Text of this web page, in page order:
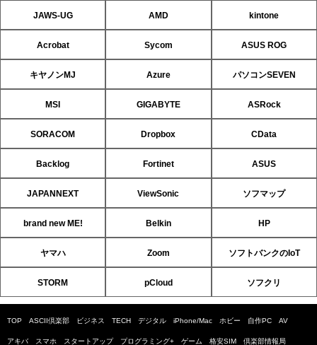
JAWS-UG AMD kintone
Acrobat Sycom ASUS ROG
キヤノンMJ Azure パソコンSEVEN
MSI GIGABYTE ASRock
SORACOM Dropbox CData
Backlog Fortinet ASUS
JAPANNEXT ViewSonic ソフマップ
brand new ME! Belkin HP
ヤマハ Zoom ソフトバンクのIoT
STORM pCloud ソフクリ
TOP ASCII倶楽部 ビジネス TECH デジタル iPhone/Mac ホビー 自作PC AV
アキバ スマホ スタートアップ プログラミング+ ゲーム 格安SIM 倶楽部情報局